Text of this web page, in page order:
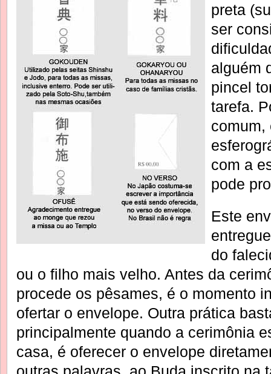
preta
ser
alguém
pincel
tarefa.
comum,
com a
pode
Este
do
ou o filho mais velho. Antes da
procede os pêsames, é o momento
ofertar o envelope. Outra prática
principalmente quando a cerimônia
casa, é oferecer o envelope